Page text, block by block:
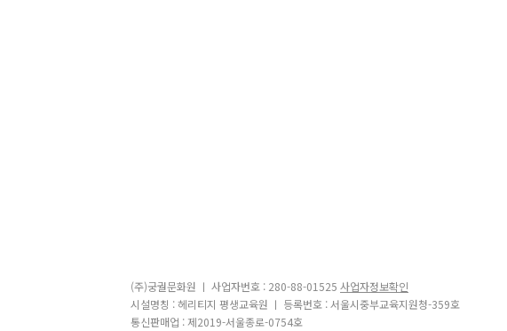
(주)궁궐문화원 ㅣ 사업자번호 : 280-88-01525 사업자정보확인
시설명칭 : 헤리티지 평생교육원 ㅣ 등록번호 : 서울시중부교육지원청-359호
통신판매업 : 제2019-서울종로-0754호